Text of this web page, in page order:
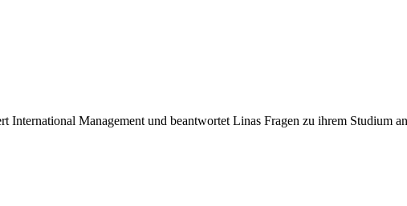
International Management und beantwortet Linas Fragen zu ihrem Studium